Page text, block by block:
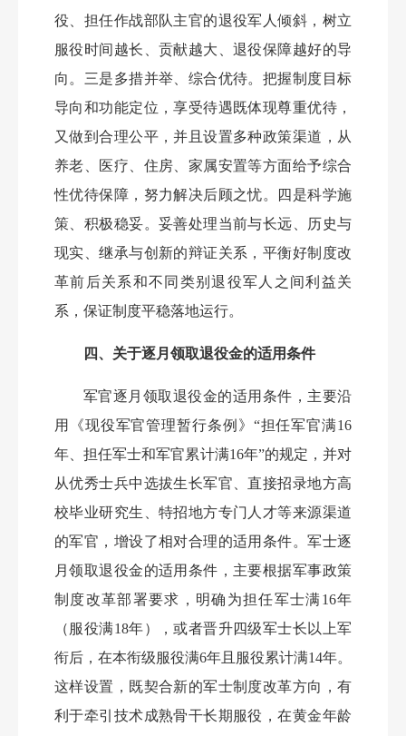
役、担任作战部队主官的退役军人倾斜，树立
服役时间越长、贡献越大、退役保障越好的导
向。三是多措并举、综合优待。把握制度目标
导向和功能定位，享受待遇既体现尊重优待，
又做到合理公平，并且设置多种政策渠道，从
养老、医疗、住房、家属安置等方面给予综合
性优待保障，努力解决后顾之忧。四是科学施
策、积极稳妥。妥善处理当前与长远、历史与
现实、继承与创新的辩证关系，平衡好制度改
革前后关系和不同类别退役军人之间利益关
系，保证制度平稳落地运行。
四、关于逐月领取退役金的适用条件
军官逐月领取退役金的适用条件，主要沿
用《现役军官管理暂行条例》 “担任军官满16
年、担任军士和军官累计满16年”的规定，并对
从优秀士兵中选拔生长军官、直接招录地方高
校毕业研究生、特招地方专门人才等来源渠道
的军官，增设了相对合理的适用条件。军士逐
月领取退役金的适用条件，主要根据军事政策
制度改革部署要求，明确为担任军士满16年
（服役满18年），或者晋升四级军士长以上军
衔后，在本衔级服役满6年且服役累计满14年。
这样设置，既契合新的军士制度改革方向，有
利于牵引技术成熟骨干长期服役，在黄金年龄